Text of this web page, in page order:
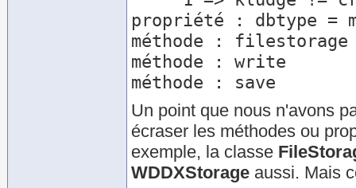
propriété : dbtype =
méthode : filestorage
méthode : write
Un point que nous n'avons
écraser les méthodes ou
exemple, la classe
WDDXStorage aussi. Mais